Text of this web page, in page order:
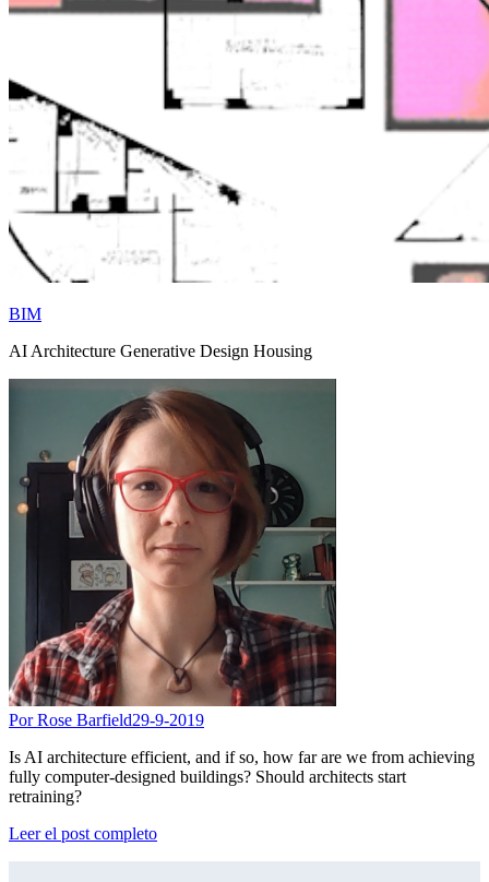
BIM
AI Architecture Generative Design Housing
Por Rose Barfield29-9-2019
Is AI architecture efficient, and if so, how far are we from achieving
fully computer-designed buildings? Should architects start
retraining?
Leer el post completo